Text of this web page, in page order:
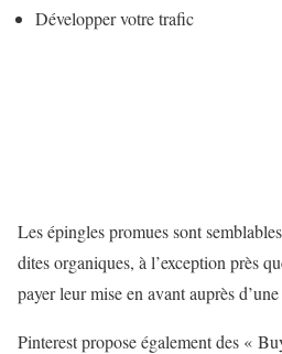
Développer votre trafic
Les épingles promues sont
dites organiques, à l’exception près
payer leur mise en avant auprès
Pinterest propose également des «